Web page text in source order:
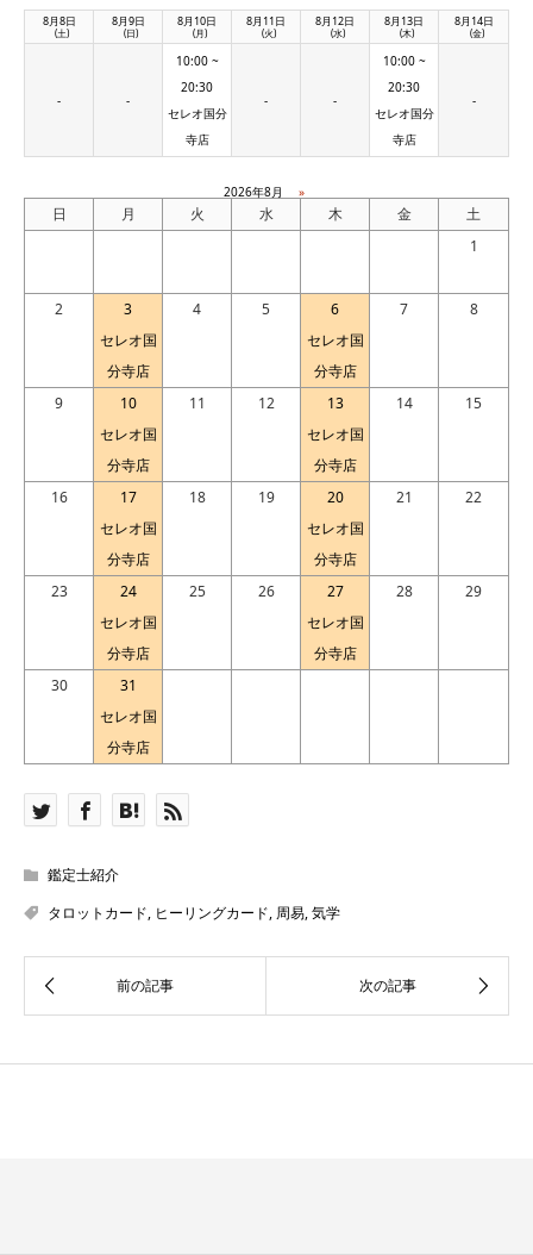
8月8日
(土)
8月9日
(日)
8月10日
(月)
8月11日
(火)
8月12日
(水)
8月13日
(木)
8月14日
(金)
- -
10:00 ~
20:30
セレオ国分
寺店
- -
10:00 ~
20:30
セレオ国分
寺店
-
2026年8月 »
日 月 火 水 木 金
土
1
2
3
セレオ国
分寺店
4 5
6
セレオ国
分寺店
7 8
9
10
セレオ国
分寺店
11 12
13
セレオ国
分寺店
14 15
16
17
セレオ国
分寺店
18 19
20
セレオ国
分寺店
21 22
23
24
セレオ国
分寺店
25 26
27
セレオ国
分寺店
28 29
30
31
セレオ国
分寺店
鑑定士紹介
タロットカード, ヒーリングカード, 周易,気学